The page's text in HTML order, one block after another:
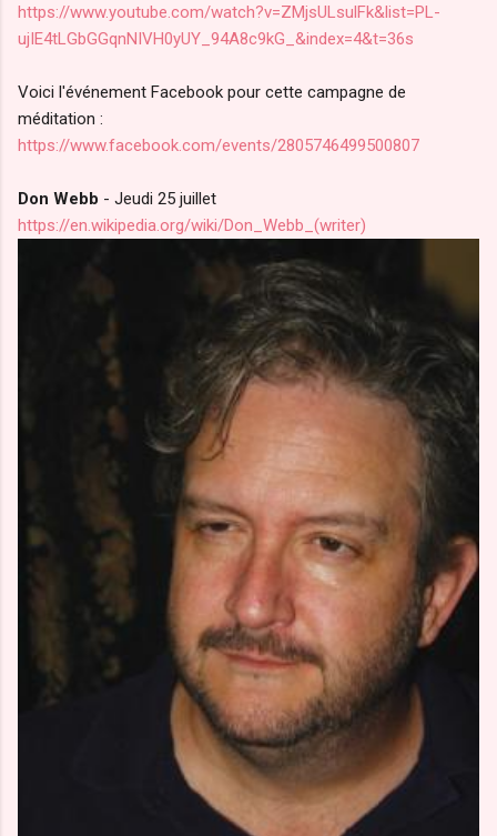
https://www.youtube.com/watch?v=ZMjsULsulFk&list=PL-
ujIE4tLGbGGqnNIVH0yUY_94A8c9kG_&index=4&t=36s
Voici l'événement Facebook pour cette campagne de
méditation :
https://www.facebook.com/events/2805746499500807
Don Webb - Jeudi 25 juillet
https://en.wikipedia.org/wiki/Don_Webb_(writer)